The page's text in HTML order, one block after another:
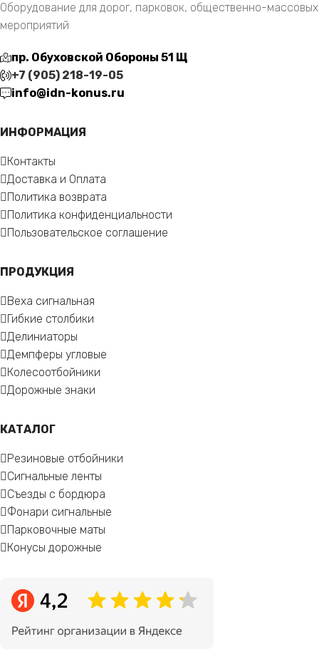
Оборудование для дорог, парковок, общественно-массовых
мероприятий
пр. Обуховской Обороны 51 Щ
+7 (905) 218-19-05
info@idn-konus.ru
ИНФОРМАЦИЯ
Контакты
Доставка и Оплата
Политика возврата
Политика конфиденциальности
Пользовательское соглашение
ПРОДУКЦИЯ
Веха сигнальная
Гибкие столбики
Делиниаторы
Демпферы угловые
Колесоотбойники
Дорожные знаки
КАТАЛОГ
Резиновые отбойники
Сигнальные ленты
Съезды с бордюра
Фонари сигнальные
Парковочные маты
Конусы дорожные